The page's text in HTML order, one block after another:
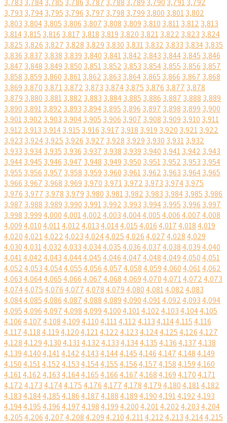
3,783 3,7843,785 3,786 3,787 3,788 3,789 3,790 3,7913,792
3,793 3,7943,795 3,796 3,797 3,798 3,799 3,800 3,8013,802
3,803 3,8043,805 3,806 3,807 3,808 3,809 3,810 3,8113,812 3,813
3,8143,815 3,816 3,817 3,818 3,819 3,820 3,8213,822 3,823 3,824
3,825 3,826 3,827 3,828 3,829 3,830 3,8313,832 3,833 3,8343,835
3,836 3,837 3,838 3,839 3,840 3,8413,842 3,843 3,8443,845 3,846
3,847 3,848 3,849 3,850 3,8513,852 3,853 3,8543,855 3,856 3,857
3,858 3,859 3,860 3,8613,862 3,863 3,8643,865 3,866 3,867 3,868
3,869 3,870 3,8713,872 3,873 3,8743,875 3,876 3,877 3,878
3,879 3,880 3,8813,882 3,883 3,8843,885 3,886 3,887 3,888 3,889
3,890 3,8913,892 3,893 3,8943,895 3,896 3,897 3,898 3,899 3,900
3,9013,902 3,903 3,9043,905 3,906 3,907 3,908 3,909 3,910 3,911
3,912 3,913 3,9143,915 3,916 3,917 3,918 3,919 3,920 3,9213,922
3,923 3,9243,925 3,926 3,927 3,928 3,929 3,930 3,9313,932
3,933 3,9343,935 3,936 3,937 3,938 3,939 3,940 3,9413,942 3,943
3,9443,945 3,946 3,947 3,948 3,949 3,950 3,9513,952 3,953 3,954
3,955 3,956 3,957 3,958 3,959 3,960 3,9613,962 3,963 3,9643,965
3,966 3,967 3,968 3,969 3,970 3,9713,972 3,973 3,9743,975
3,976 3,977 3,978 3,979 3,980 3,9813,982 3,983 3,9843,985 3,986
3,987 3,988 3,989 3,990 3,9913,992 3,993 3,9943,995 3,996 3,997
3,998 3,9994,0004,0014,0024,0034,0044,0054,0064,0074,008
4,0094,0104,0114,0124,0134,0144,0154,0164,0174,0184,019
4,0204,0214,0224,0234,0244,0254,0264,0274,0284,029
4,0304,0314,0324,0334,0344,0354,0364,0374,0384,0394,040
4,0414,0424,0434,0444,0454,0464,0474,0484,0494,0504,051
4,0524,0534,0544,0554,0564,0574,0584,0594,0604,0614,062
4,0634,0644,0654,0664,0674,0684,0694,0704,0714,0724,073
4,0744,0754,0764,0774,0784,0794,0804,0814,0824,083
4,0844,0854,0864,0874,0884,0894,0904,0914,0924,0934,094
4,0954,0964,0974,0984,0994,1004,1014,1024,1034,1044,105
4,1064,1074,1084,1094,1104,1114,1124,1134,1144,1154,116
4,1174,1184,1194,1204,1214,1224,1234,1244,1254,1264,127
4,1284,1294,1304,1314,1324,1334,1344,1354,1364,1374,138
4,1394,1404,1414,1424,1434,1444,1454,1464,1474,1484,149
4,1504,1514,1524,1534,1544,1554,1564,1574,1584,1594,160
4,1614,1624,1634,1644,1654,1664,1674,1684,1694,1704,171
4,1724,1734,1744,1754,1764,1774,1784,1794,1804,1814,182
4,1834,1844,1854,1864,1874,1884,1894,1904,1914,1924,193
4,1944,1954,1964,1974,1984,1994,2004,2014,2024,2034,204
4,2054,2064,2074,2084,2094,2104,2114,2124,2134,2144,215